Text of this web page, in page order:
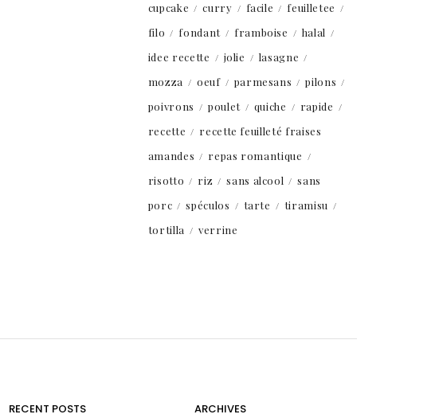
cupcake
curry facile
feuilletee
filo
fondant framboise
halal
idee recette
jolie
lasagne
mozza
oeuf parmesans
pilons
poivrons
poulet quiche
rapide
recette
recette feuilleté fraises
amandes
repas romantique
risotto
riz sans alcool
sans
porc
spéculos tarte
tiramisu
tortilla
verrine
RECENT POSTS ARCHIVES